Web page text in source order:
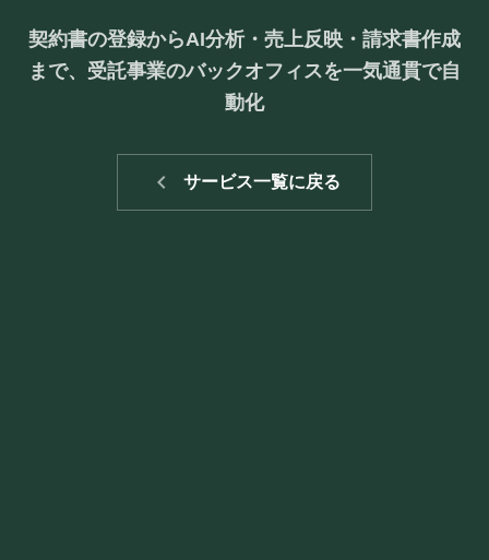
契約書の登録からAI分析・売上反映・請求書作成
まで、受託事業のバックオフィスを一気通貫で自
動化
navigate_before サービス一覧に戻る